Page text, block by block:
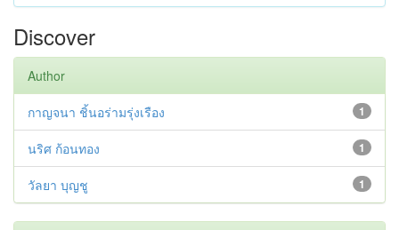
Discover
Author
1
กาญจนา ชิ้นอร่ามรุ่งเรือง
1
นริศ ก้อนทอง
1
วัลยา บุญชู